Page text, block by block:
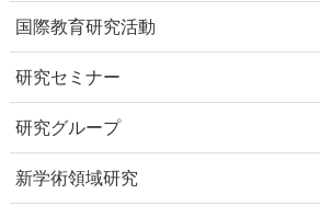
国際教育研究活動
研究セミナー
研究グループ
新学術領域研究